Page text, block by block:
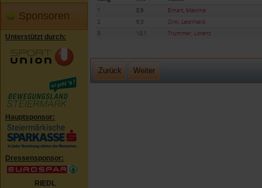
Sponsoren
Unterstützt durch:
Hauptsponsor:
Dressensponsor:
RIEDL
Zurück Weiter